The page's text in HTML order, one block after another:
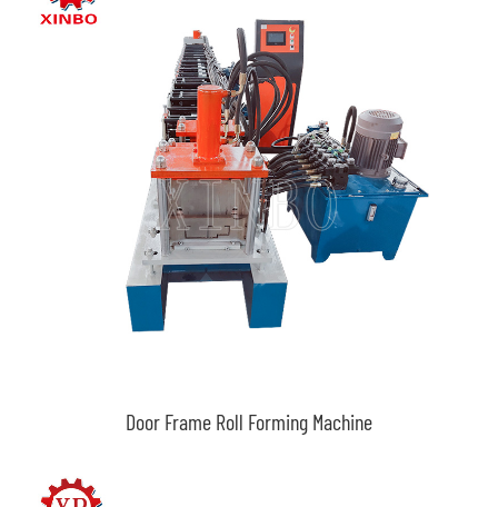
Door Frame Roll Forming Machine